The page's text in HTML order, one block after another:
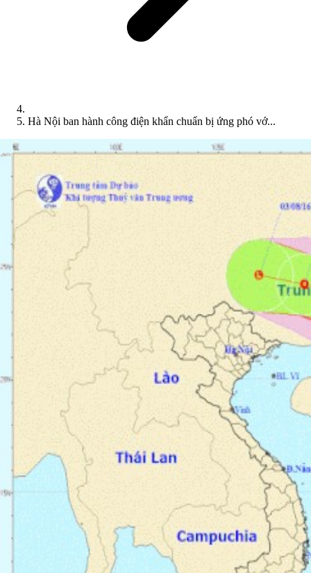
Hà Nội ban hành công điện khẩn chuẩn bị ứng phó vớ...